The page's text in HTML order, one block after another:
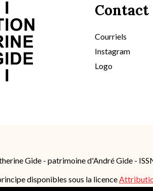
Contact
Courriels
Instagram
Logo
Gide - patrimoine d'André Gide -
disponibles sous la licence